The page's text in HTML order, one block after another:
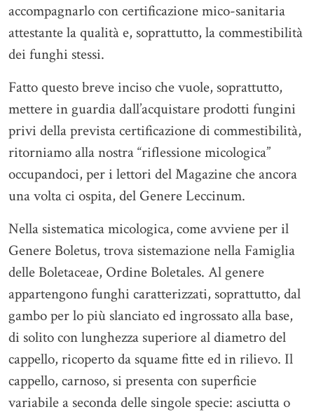
accompagnarlo con certificazione mico-sanitaria
attestante la qualità e, soprattutto, la commestibilità
dei funghi stessi.
Fatto questo breve inciso che vuole, soprattutto,
mettere in guardia dall’acquistare prodotti fungini
privi della prevista certificazione di commestibilità,
ritorniamo alla nostra “riflessione micologica”
occupandoci, per i lettori del Magazine che ancora
una volta ci ospita, del Genere Leccinum.
Nella sistematica micologica, come avviene per il
Genere Boletus, trova sistemazione nella Famiglia
delle Boletaceae, Ordine Boletales. Al genere
appartengono funghi caratterizzati, soprattutto, dal
gambo per lo più slanciato ed ingrossato alla base,
di solito con lunghezza superiore al diametro del
cappello, ricoperto da squame fitte ed in rilievo. Il
cappello, carnoso, si presenta con superficie
variabile a seconda delle singole specie: asciutta o